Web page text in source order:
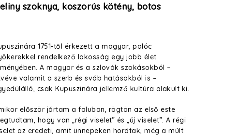
szoknya, koszorús kötény, botos
1751-től érkezett a magyar, palóc
rendelkező lakosság egy jobb élet
A magyar és a szlovák szokásokból –
valamit a szerb és sváb hatásokból is –
csak Kupuszinára jellemző kultúra alakult ki.
először jártam a faluban, rögtön az első este
hogy van „régi viselet” és „új viselet”. A régi
az eredeti, amit ünnepeken hordtak, még a múlt